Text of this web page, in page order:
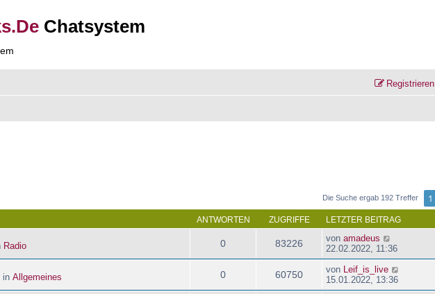
Chatsystem
Registrieren
Die Suche ergab 192 Treffer 1
ANTWORTEN ZUGRIFFE LETZTER BEITRAG
Radio 0 83226 von amadeus
22.02.2022, 11:36
in Allgemeines 0 60750 von
Leif_is_live
15.01.2022, 13:36